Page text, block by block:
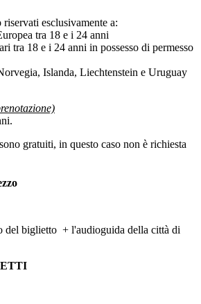
esclusivamente a:
tra 18 e i 24 anni
tra 18 e i 24 anni in possesso di permesso
Islanda, Liechtenstein e Uruguay
gratuiti, in questo caso non è richiesta
del biglietto + l'audioguida della città di